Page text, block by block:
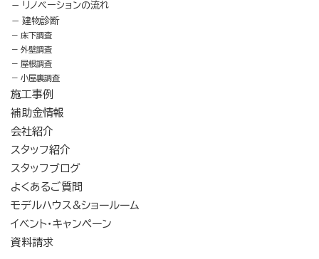
リノベーションの流れ
建物診断
床下調査
外壁調査
屋根調査
小屋裏調査
施工事例
補助金情報
会社紹介
スタッフ紹介
スタッフブログ
よくあるご質問
モデルハウス&ショールーム
イベント・キャンペーン
資料請求